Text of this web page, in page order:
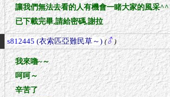
讓我們無法去看的人有機會一睹大家的風采^^
已下載完畢,請給密碼,謝拉
s812445(衣索匹亞難民草～) ( )
我來嚕~～
呵呵～
辛苦了